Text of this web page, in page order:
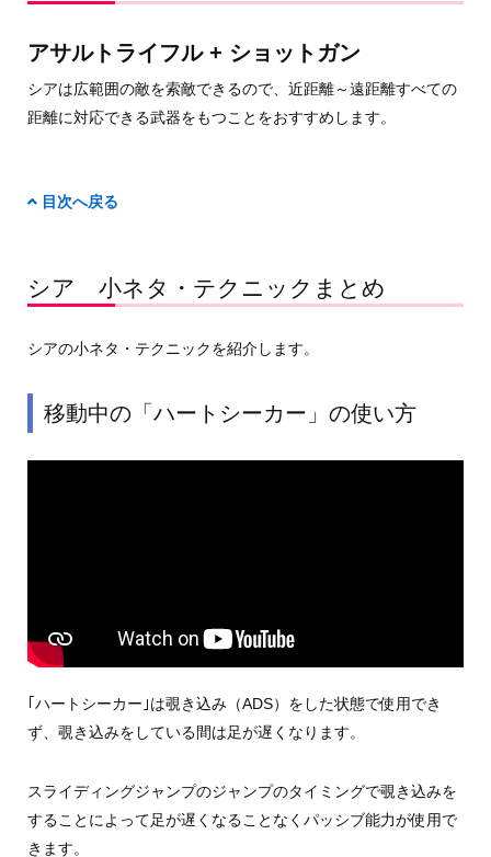
アサルトライフル + ショットガン
シアは広範囲の敵を索敵できるので、近距離～遠距離すべての
距離に対応できる武器をもつことをおすすめします。
目次へ戻る
シア 小ネタ・テクニックまとめ
シアの小ネタ・テクニックを紹介します。
移動中の「ハートシーカー」の使い方
｢ハートシーカー｣は覗き込み（ADS）をした状態で使用でき
ず、覗き込みをしている間は足が遅くなります。
スライディングジャンプのジャンプのタイミングで覗き込みを
することによって足が遅くなることなくパッシブ能力が使用で
きます。